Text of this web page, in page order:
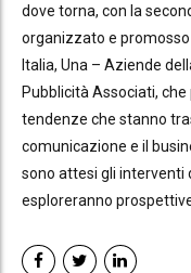
dove torna, con la
organizzato e promosso
Italia, Una – Aziende
Pubblicità Associati,
tendenze che stanno
comunicazione e il
sono attesi gli interventi
esploreranno prospettive